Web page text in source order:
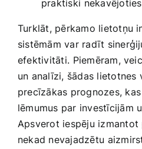
praktiski
Turklāt, pērkamo lietotņu
sistēmām var radīt
efektivitāti. ⁣Piemēram,
un analīzi, šādas
precīzākas prognozes,
lēmumus par investīcijām
Apsverot iespēju​ izmantot
nekad nevajadzētu⁤